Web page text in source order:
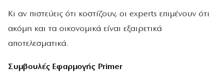
Κι αν πιστεύεις ότι κοστίζουν, οι experts επιμένουν ότι
ακόμη και τα οικονομικά είναι εξαιρετικά
αποτελεσματικά.
Συμβουλές Εφαρμογής Primer